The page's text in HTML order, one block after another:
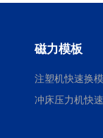
磁力模板
注塑机快速换
冲床压力机快